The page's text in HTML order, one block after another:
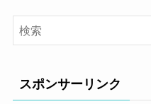
スポンサーリンク